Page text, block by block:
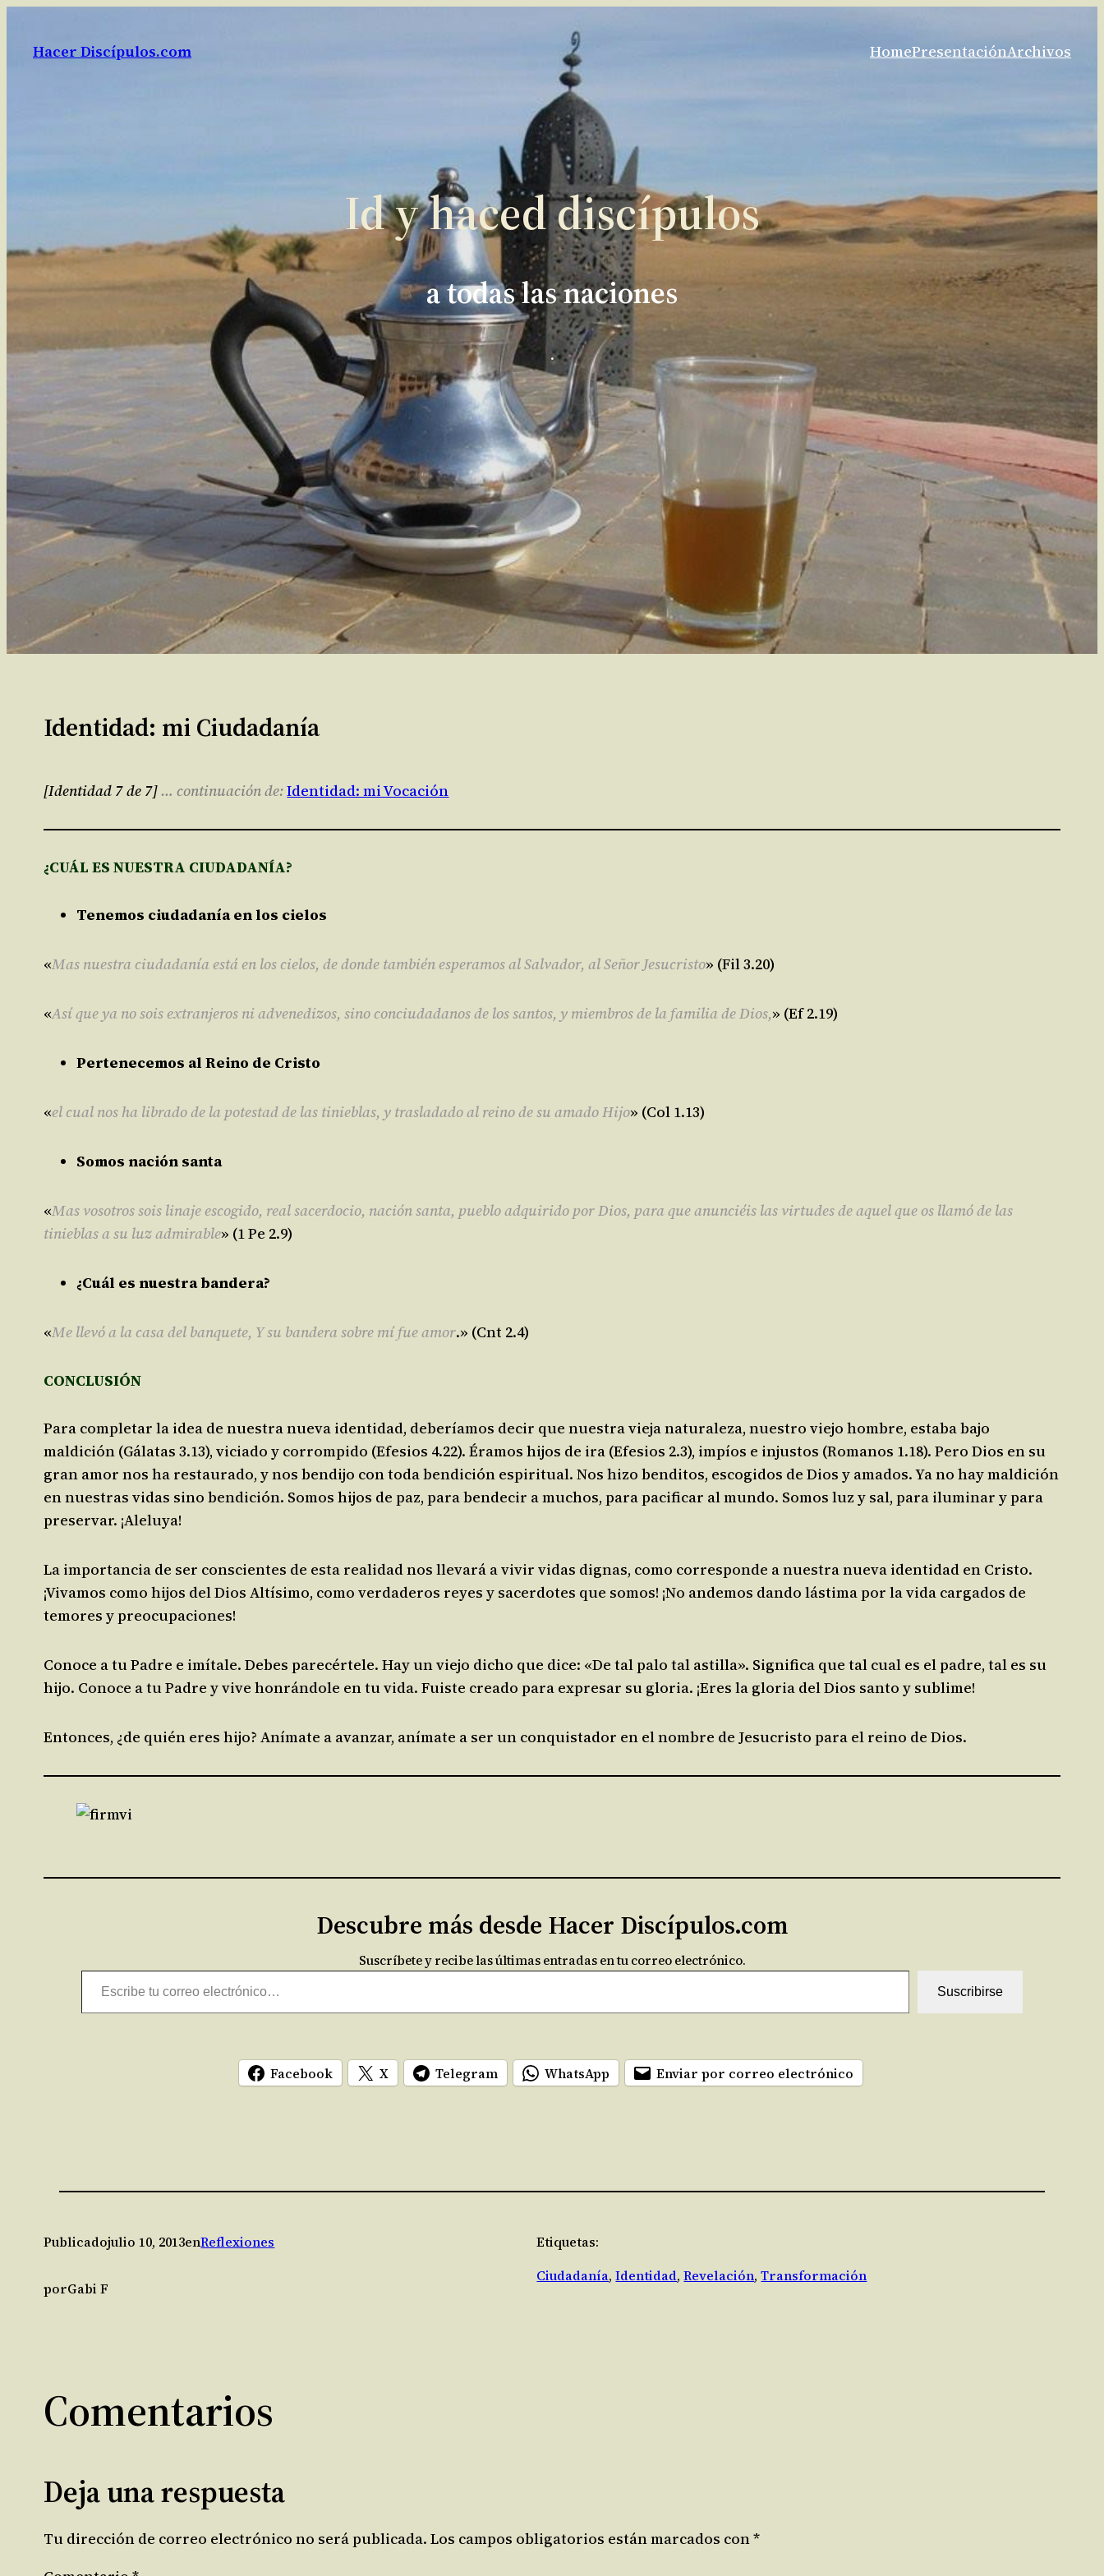
contenido
Hacer Discípulos.com HomePresentaciónArchivos
Id y haced discípulos
a todas las naciones
.
Identidad: mi Ciudadanía
[Identidad 7 de 7] … continuación de:Identidad: mi Vocación
¿CUÁL ES NUESTRA CIUDADANÍA?
Tenemos ciudadanía en los cielos
«Mas nuestra ciudadanía está en los cielos, de donde también esperamos al Salvador, al Señor Jesucristo» (Fil 3.20)
«Así que ya no sois extranjeros ni advenedizos, sino conciudadanos de los santos, y miembros de la familia de Dios,» (Ef 2.19)
Pertenecemos al Reino de Cristo
«el cual nos ha librado de la potestad de las tinieblas, y trasladado al reino de su amado Hijo» (Col 1.13)
Somos nación santa
«Mas vosotros sois linaje escogido, real sacerdocio, nación santa, pueblo adquirido por Dios, para que anunciéis las virtudes de aquel que os llamó de las
tinieblas a su luz admirable» (1 Pe 2.9)
¿Cuál es nuestra bandera?
«Me llevó a la casa del banquete, Y su bandera sobre mí fue amor.» (Cnt 2.4)
CONCLUSIÓN
Para completar la idea de nuestra nueva identidad, deberíamos decir que nuestra vieja naturaleza, nuestro viejo hombre, estaba bajo
maldición (Gálatas 3.13), viciado y corrompido (Efesios 4.22). Éramos hijos de ira (Efesios 2.3), impíos e injustos (Romanos 1.18). Pero Dios en su
gran amor nos ha restaurado, y nos bendijo con toda bendición espiritual. Nos hizo benditos, escogidos de Dios y amados. Ya no hay maldición
en nuestras vidas sino bendición. Somos hijos de paz, para bendecir a muchos, para pacificar al mundo. Somos luz y sal, para iluminar y para
preservar. ¡Aleluya!
La importancia de ser conscientes de esta realidad nos llevará a vivir vidas dignas, como corresponde a nuestra nueva identidad en Cristo.
¡Vivamos como hijos del Dios Altísimo, como verdaderos reyes y sacerdotes que somos! ¡No andemos dando lástima por la vida cargados de
temores y preocupaciones!
Conoce a tu Padre e imítale. Debes parecértele. Hay un viejo dicho que dice: «De tal palo tal astilla». Significa que tal cual es el padre, tal es su
hijo. Conoce a tu Padre y vive honrándole en tu vida. Fuiste creado para expresar su gloria. ¡Eres la gloria del Dios santo y sublime!
Entonces, ¿de quién eres hijo? Anímate a avanzar, anímate a ser un conquistador en el nombre de Jesucristo para el reino de Dios.
Descubre más desde Hacer Discípulos.com
Suscríbete y recibe las últimas entradas en tu correo electrónico.
Escribe tu correo electrónico…
Suscribirse
Facebook X Telegram WhatsApp Enviar por correo electrónico
Publicadojulio 10, 2013enReflexiones
porGabi F
Etiquetas:
Ciudadanía, Identidad, Revelación, Transformación
Comentarios
Deja una respuesta
Tu dirección de correo electrónico no será publicada. Los campos obligatorios están marcados con*